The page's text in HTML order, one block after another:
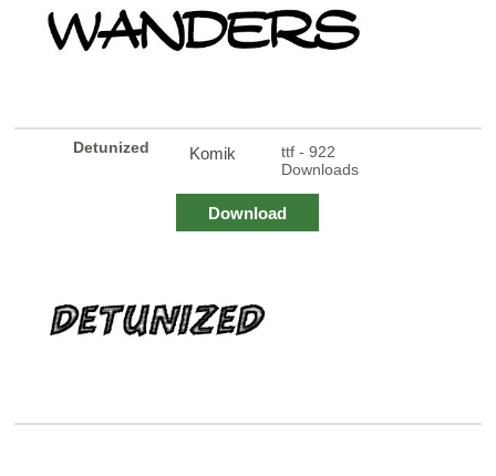
Detunized Komik
ttf - 922
Downloads
Download